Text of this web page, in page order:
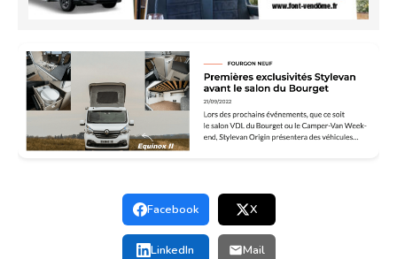
Facebook X
LinkedIn Mail